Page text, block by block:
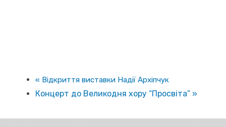
« Відкриття виставки Надії Архіпчук
Концерт до Великодня хору “Просвіта” »